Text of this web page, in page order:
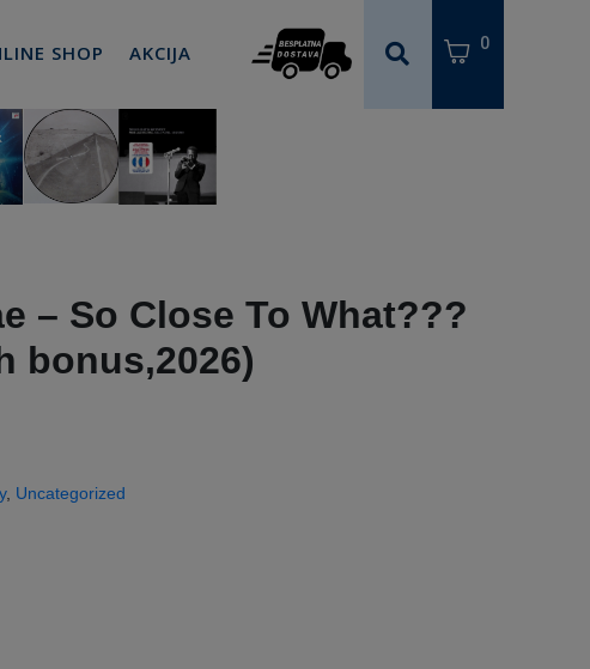
SHOP AKCIJA 0
– So Close To What???
bonus,2026)
, Uncategorized